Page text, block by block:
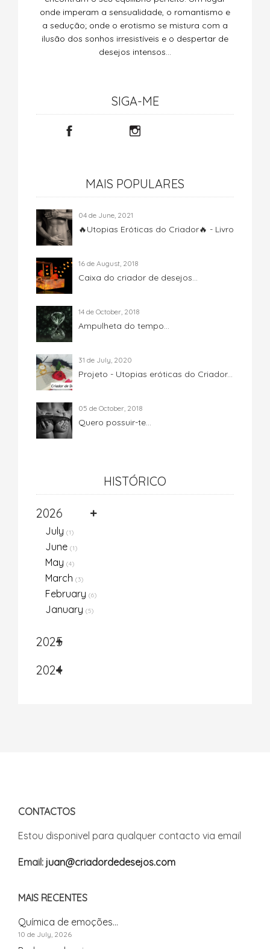
onde imperam a sensualidade, o romantismo e
a sedução; onde o erotismo se mistura com a
ilusão dos sonhos irresistíveis e o despertar de
desejos intensos…
SIGA-ME
MAIS POPULARES
04 de June, 2021
🔥Utopias Eróticas do Criador🔥 - Livro
16 de August, 2018
Caixa do criador de desejos...
14 de October, 2018
Ampulheta do tempo...
31 de July, 2020
Projeto - Utopias eróticas do Criador...
05 de October, 2018
Quero possuir-te...
HISTÓRICO
2026
July (1)
June (1)
May (4)
March (3)
February (6)
January (5)
2025
2024
CONTACTOS
Estou disponivel para qualquer contacto via email
Email: juan@criadordedesejos.com
MAIS RECENTES
Química de emoções...
10 de July, 2026